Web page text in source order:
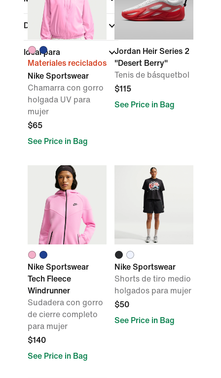
Deportes
Ideal para
Materiales reciclados
Nike Sportswear
Chamarra con gorro
holgada UV para
mujer
$65
See Price in Bag
Jordan Heir Series 2
"Desert Berry"
Tenis de básquetbol
$115
See Price in Bag
Nike Sportswear
Tech Fleece
Windrunner
Sudadera con gorro
de cierre completo
para mujer
$140
See Price in Bag
Nike Sportswear
Shorts de tiro medio
holgados para mujer
$50
See Price in Bag